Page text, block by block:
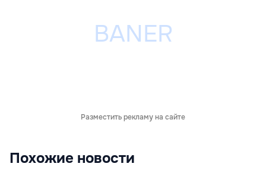
Разместить рекламу на сайте
Похожие новости